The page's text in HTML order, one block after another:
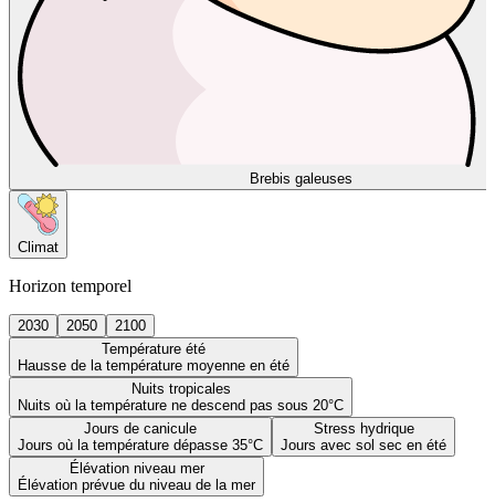
Brebis galeuses
Climat
Horizon temporel
2030 2050
2100
Température été
Hausse de la température moyenne en été
Nuits tropicales
Nuits où la température ne descend pas sous 20°C
Jours de canicule
Jours où la température dépasse 35°C
Stress hydrique
Jours avec sol sec en été
Élévation niveau mer
Élévation prévue du niveau de la mer